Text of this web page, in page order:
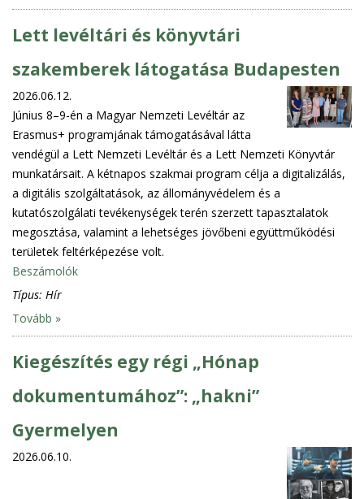
Lett levéltári és könyvtári
szakemberek látogatása Budapesten
2026.06.12.
Június 8–9-én a Magyar Nemzeti Levéltár az
Erasmus+ programjának támogatásával látta
vendégül a Lett Nemzeti Levéltár és a Lett Nemzeti Könyvtár
munkatársait. A kétnapos szakmai program célja a digitalizálás,
a digitális szolgáltatások, az állományvédelem és a
kutatószolgálati tevékenységek terén szerzett tapasztalatok
megosztása, valamint a lehetséges jövőbeni együttműködési
területek feltérképezése volt.
Beszámolók
Típus: Hír
Tovább »
Kiegészítés egy régi „Hónap
dokumentumához”: „hakni”
Gyermelyen
2026.06.10.